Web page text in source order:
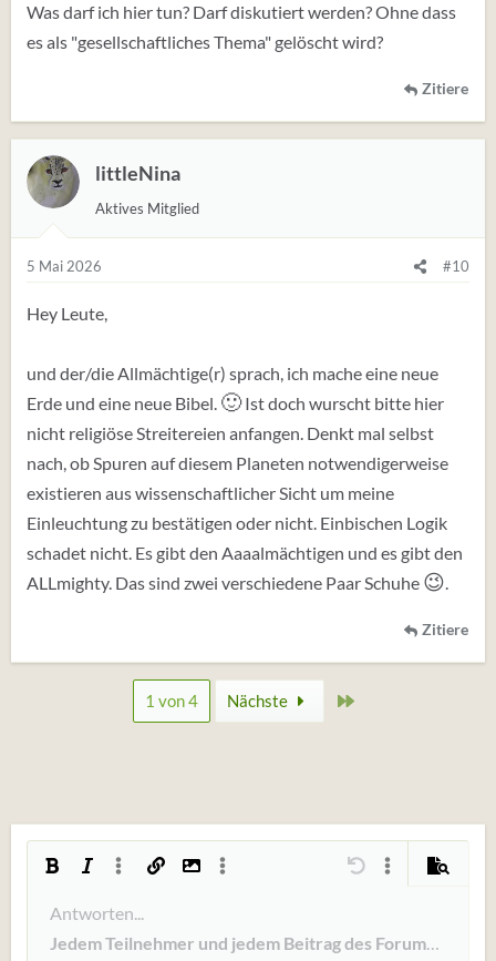
Was darf ich hier tun? Darf diskutiert werden? Ohne dass
es als "gesellschaftliches Thema" gelöscht wird?
Zitiere
littleNina
Aktives Mitglied
5 Mai 2026 #10
Hey Leute,
und der/die Allmächtige(r) sprach, ich mache eine neue
Erde und eine neue Bibel. 🙂Ist doch wurscht bitte hier
nicht religiöse Streitereien anfangen. Denkt mal selbst
nach, ob Spuren auf diesem Planeten notwendigerweise
existieren aus wissenschaftlicher Sicht um meine
Einleuchtung zu bestätigen oder nicht. Einbischen Logik
schadet nicht. Es gibt den Aaaalmächtigen und es gibt den
ALLmighty. Das sind zwei verschiedene Paar Schuhe 😉.
Zitiere
1 von 4 Nächste
Fett KursivWeitere Einstellungen...
Link einfügen
Bild einfügen
Weitere Einstellungen...Rückgängig
WeitereVorschau
Schriftgröße
9
10
TextfarbeSchriftfamilie
Book AntiquaUngeordnete Liste
ZentriertHeading 1
SmileysZitat Bilder
Wiederholen
BBCode umschalten
Formatierung entfernen
Entwurf löschen
Antworten...
Jedem Teilnehmer und jedem Beitrag des Forums ist mit